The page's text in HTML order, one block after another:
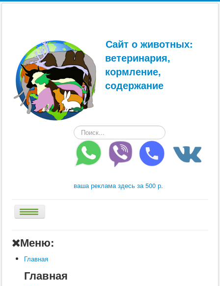
Сайт о животных:
ветеринария,
кормление,
содержание
Искать...
ваша реклама здесь за 500 р.
Меню:
Главная
Главная